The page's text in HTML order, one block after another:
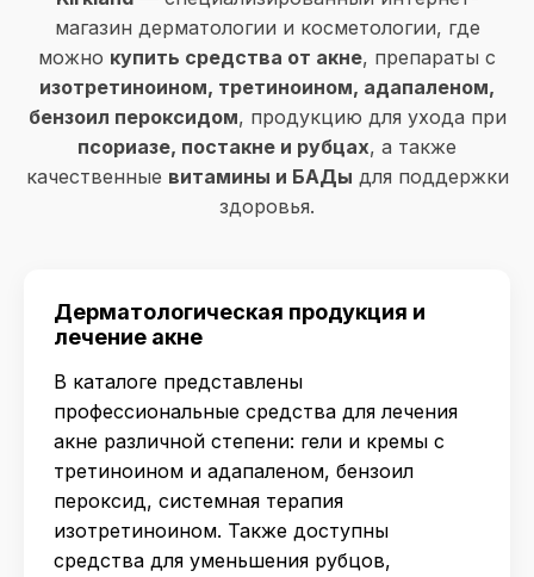
магазин дерматологии и косметологии, где
можно купить средства от акне, препараты с
изотретиноином, третиноином, адапаленом,
бензоил пероксидом, продукцию для ухода при
псориазе, постакне и рубцах, а также
качественные витамины и БАДы для поддержки
здоровья.
Дерматологическая продукция и
лечение акне
В каталоге представлены
профессиональные средства для лечения
акне различной степени: гели и кремы с
третиноином и адапаленом, бензоил
пероксид, системная терапия
изотретиноином. Также доступны
средства для уменьшения рубцов,